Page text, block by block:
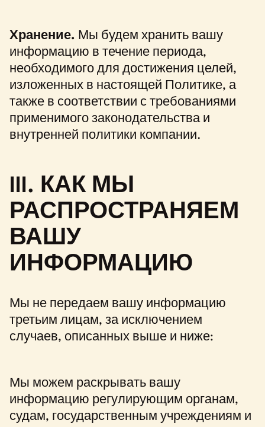
Хранение. Мы будем хранить вашу
информацию в течение периода,
необходимого для достижения целей,
изложенных в настоящей Политике, а
также в соответствии с требованиями
применимого законодательства и
внутренней политики компании.
III. КАК МЫ
РАСПРОСТРАНЯЕМ
ВАШУ
ИНФОРМАЦИЮ
Мы не передаем вашу информацию
третьим лицам, за исключением
случаев, описанных выше и ниже:
Мы можем раскрывать вашу
информацию регулирующим органам,
судам, государственным учреждениям и